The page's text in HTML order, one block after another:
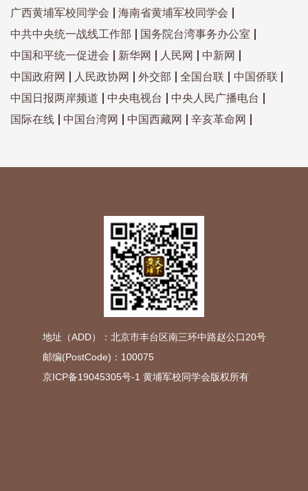
广西黄埔军校同学会
海南省黄埔军校同学会
中共中央统一战线工作部
国务院台湾事务办公室
中国和平统一促进会
新华网 人民网
中新网
中国政府网
人民政协网 外交部 全国台联
中国侨联
中国日报两岸频道
中央电视台
中央人民广播电台
国际在线
中国台湾网 中国西藏网 辛亥革命网
地址（ADD）：北京市丰台区南三环中路赵公口20号
邮编(PostCode)：100075
京ICP备19045305号-1 黄埔军校同学会版权所有